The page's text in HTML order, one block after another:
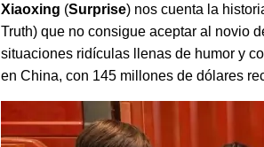
Xiaoxing (Surprise) nos cuenta la
Truth) que no consigue aceptar al novio
situaciones ridículas llenas de humor y
en China, con 145 millones de dólares